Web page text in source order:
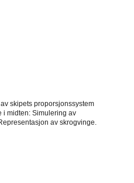
skipets proporsjonssystem
i midten: Simulering av
av skrogvinge.